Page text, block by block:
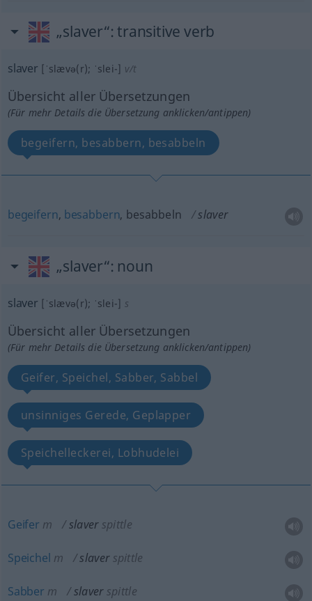
„slaver“: transitive verb
slaver [ˈslævə(r); ˈslei-] v/t
Übersicht aller Übersetzungen
(Für mehr Details die Übersetzung anklicken/antippen)
begeifern, besabbern, besabbeln
begeifern, besabbern, besabbeln slaver
„slaver“: noun
slaver [ˈslævə(r); ˈslei-] s
Übersicht aller Übersetzungen
(Für mehr Details die Übersetzung anklicken/antippen)
Geifer, Speichel, Sabber, Sabbel
unsinniges Gerede, Geplapper
Speichelleckerei, Lobhudelei
Geifer m slaver spittle
Speichel m slaver spittle
Sabber m slaver spittle